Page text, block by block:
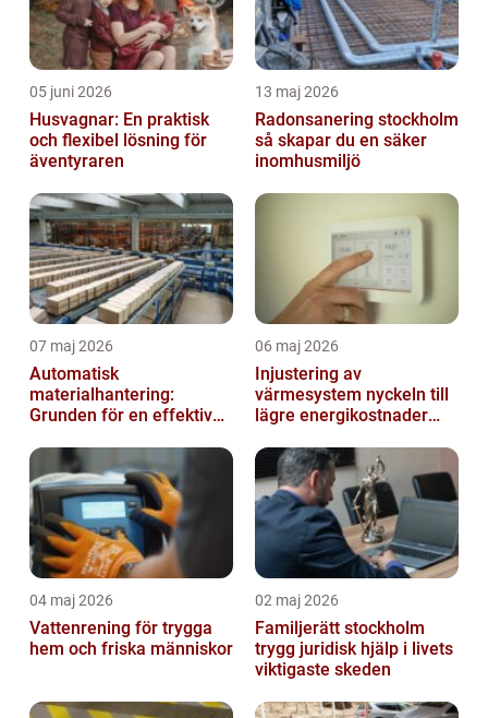
05 juni 2026
Husvagnar: En praktisk
och flexibel lösning för
äventyraren
13 maj 2026
Radonsanering stockholm
så skapar du en säker
inomhusmiljö
07 maj 2026
Automatisk
materialhantering:
Grunden för en effektiv
06 maj 2026
Injustering av
värmesystem nyckeln till
lägre energikostnader
inomhusklimat
04 maj 2026
Vattenrening för trygga
hem och friska människor
02 maj 2026
Familjerätt stockholm
trygg juridisk hjälp i livets
viktigaste skeden